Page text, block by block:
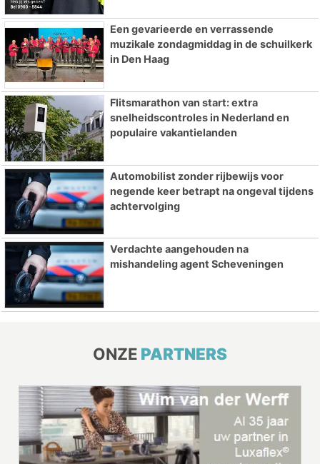
Een gevarieerde en verrassende
muzikale zondagmiddag in de schuilkerk
in Den Haag
Flitsmarathon van start: extra
snelheidscontroles in Nederland en
populaire vakantielanden
Automobilist zonder rijbewijs voor
negende keer betrapt na ongeval tijdens
achtervolging
Verdachte aangehouden na
mishandeling agent Scheveningen
ONZE PARTNERS